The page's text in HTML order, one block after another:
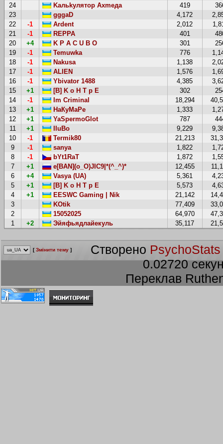
24
Kaльkyлятop Axmeдa 419
23
gggaD 4,172
22
-1 Ardent 2,012
21
-1 REPPA 401
20
+4 K P A C U B O 301
19
-1 Temuwka 776
18
-1 Nakusa 1,138
17
-1 ALIEN 1,576
16
-1 Ybivator 1488 4,385
15
+1 [B] K o H T p E 302
14
-1 Im Criminal 18,294
13
+1 НаКуМаРе 1,333
12
+1 YaSpermoGlot 787
11
+1 IIuBo 9,229
10
-1 Termik80 21,213
9
-1 sanya 1,822
8
-1 bYt1RaT 1,872
7
+1 e[BAN](o_O)JIC9|*(^_^)* 12,455
6
+4 Vasya (UA) 5,361
5
+1 [B] K o H T p E 5,573
4
+1 EESWC Gaming | Nik 21,142
3
KOtik 77,409
2
15052025 64,970
1
+2 Эйяфьядлайекуль 35,117
[Змінити тему ] Створено
0.02720
Переклав